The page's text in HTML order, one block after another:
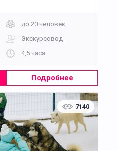
до 20 человек
Экскурсовод
4,5 часа
Подробнее
7140